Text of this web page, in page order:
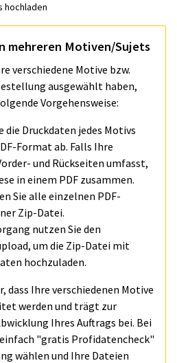
hochladen
mehreren Motiven/Sujets
verschiedene Motive bzw.
ausgewählt haben,
Vorgehensweise:
die Druckdaten jedes Motivs
Format ab. Falls Ihre
und Rückseiten umfasst,
in einem PDF zusammen.
Sie alle einzelnen PDF-
Zip-Datei.
nutzen Sie den
um die Zip-Datei mit
hochzuladen.
dass Ihre verschiedenen Motive
werden und trägt zur
Ihres Auftrags bei. Bei
"gratis Profidatencheck"
wählen und Ihre Dateien